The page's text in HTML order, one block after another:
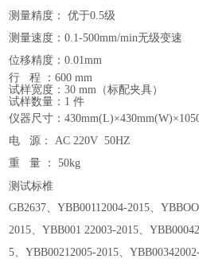
测量精度：
优于0.5级
测量速度：0.1-500mm/min无级变速
位移精度：0.01mm
行
程 ：600 mm
试样宽度 ：30 mm（标配夹具）
试样数量 ： 1 件
仪器尺寸：430mm(L)×430mm(W)×
电
源：
AC 220V 50HZ
重
量 ： 50kg
测试标椎
GB2637、YBB00112004-2015、
2015、YBB001 22003-2015、
5、YBB00212005-2015、